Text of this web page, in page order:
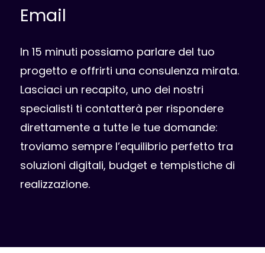
Email
In 15 minuti possiamo parlare del tuo
progetto e offrirti una consulenza mirata.
Lasciaci un recapito, uno dei nostri
specialisti ti contatterà per rispondere
direttamente a tutte le tue domande:
troviamo sempre l’equilibrio perfetto tra
soluzioni digitali, budget e tempistiche di
realizzazione.